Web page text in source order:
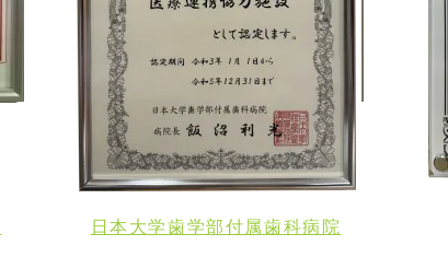
日本大学歯学部付属歯科病院